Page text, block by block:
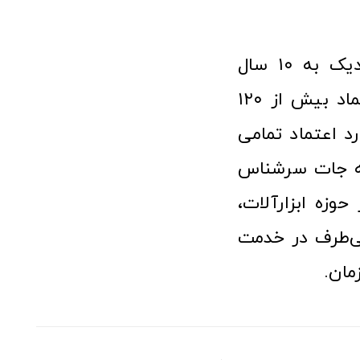
فروشگاه آنلاین ابزار و تجهیزات صنعتی کولیس با افتخار نزدیک به ۱۰ سال
فعالیت در عرصه ابزارآلات و کالاهای صنعتی توانسته مورد اعتماد بیش از ۱۲۰
اعتماد تمامی
جات سرشناس
ابزارآلات،
در خدمت